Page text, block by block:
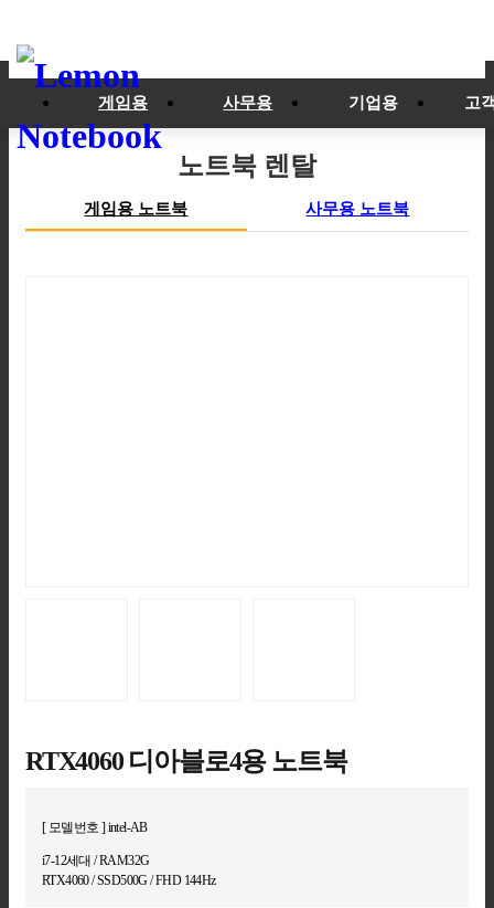
게임용 사무용 기업용 고
노트북 렌탈
게임용 노트북 사무용 노트북
RTX4060 디아블로4용 노트북
[ 모델번호 ] intel-AB
i7-12세대 / RAM32G
RTX4060 / SSD500G / FHD 144Hz